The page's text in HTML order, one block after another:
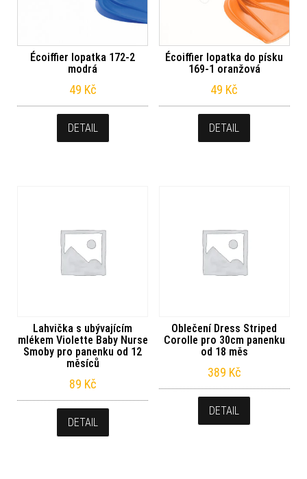
Écoiffier lopatka 172-2
modrá
49 Kč
DETAIL
Écoiffier lopatka do písku
169-1 oranžová
49 Kč
DETAIL
Lahvička s ubývajícím
mlékem Violette Baby Nurse
Smoby pro panenku od 12
měsíců
89 Kč
DETAIL
Oblečení Dress Striped
Corolle pro 30cm panenku
od 18 měs
389 Kč
DETAIL